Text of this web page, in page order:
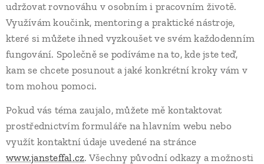
udržovat rovnováhu v osobním i pracovním životě.
Využívám koučink, mentoring a praktické nástroje,
které si můžete ihned vyzkoušet ve svém každodenním
fungování. Společně se podíváme na to, kde jste teď,
kam se chcete posunout a jaké konkrétní kroky vám v
tom mohou pomoci.
Pokud vás téma zaujalo, můžete mě kontaktovat
prostřednictvím formuláře na hlavním webu nebo
využít kontaktní údaje uvedené na stránce
www.jansteffal.cz. Všechny původní odkazy a možnosti